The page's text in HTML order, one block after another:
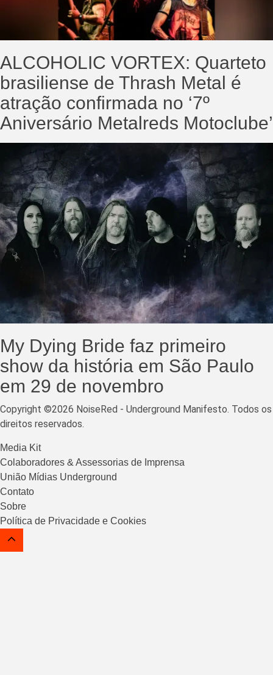
ALCOHOLIC VORTEX: Quarteto
brasiliense de Thrash Metal é
atração confirmada no ‘7º
Aniversário Metalreds Motoclube’
My Dying Bride faz primeiro
show da história em São Paulo
em 29 de novembro
Copyright ©2026 NoiseRed - Underground Manifesto. Todos os
direitos reservados.
Media Kit
Colaboradores & Assessorias de Imprensa
União Mídias Underground
Contato
Sobre
Política de Privacidade e Cookies